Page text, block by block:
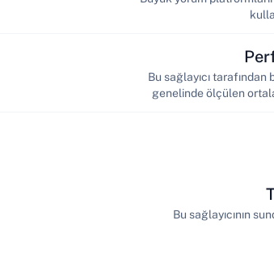
Bu sağlayıcı tarafından
genelinde ölçülen
Bu sağlayıcının